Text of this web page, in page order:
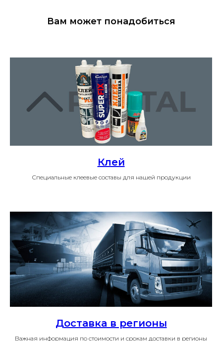
Вам может понадобиться
Клей
Специальные клеевые составы для нашей продукции
Доставка в регионы
Важная информация по стоимости и срокам доставки в регионы